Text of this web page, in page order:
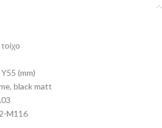
(mm)
black matt
M116